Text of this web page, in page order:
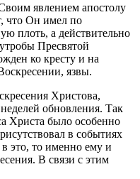
явлением апостолу
что Он имел по
плоть, а действительно
Пресвятой
ко кресту и на
язвы.
Христова,
обновления. Так
Христа было особенно
в событиях
это, то именно ему и
В связи с этим